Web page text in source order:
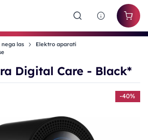
nega las
Elektro aparati
Digital Care - Black*
-40%